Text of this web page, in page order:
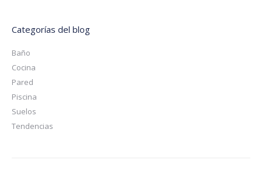
Categorías del blog
Baño
Cocina
Pared
Piscina
Suelos
Tendencias